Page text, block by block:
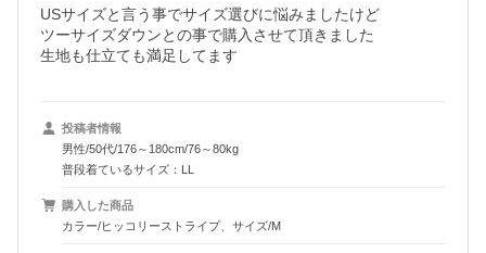
USサイズと言う事でサイズ選びに悩みましたけど
ツーサイズダウンとの事で購入させて頂きました
生地も仕立ても満足してます
投稿者情報
男性/50代/176～180cm/76～80kg
普段着ているサイズ：LL
購入した商品
カラー/ヒッコリーストライプ、サイズ/M